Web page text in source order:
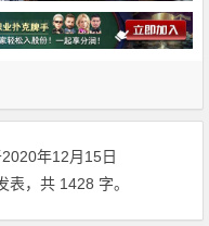
年12月15日
表，共 1428 字。